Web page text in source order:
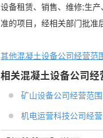
设备租赁、销售、维修;生
准的项目，经相关部门批准
其他混凝土设备公司经营范
相关混凝土设备公司
矿山设备公司经营范围
机电运营科技公司经